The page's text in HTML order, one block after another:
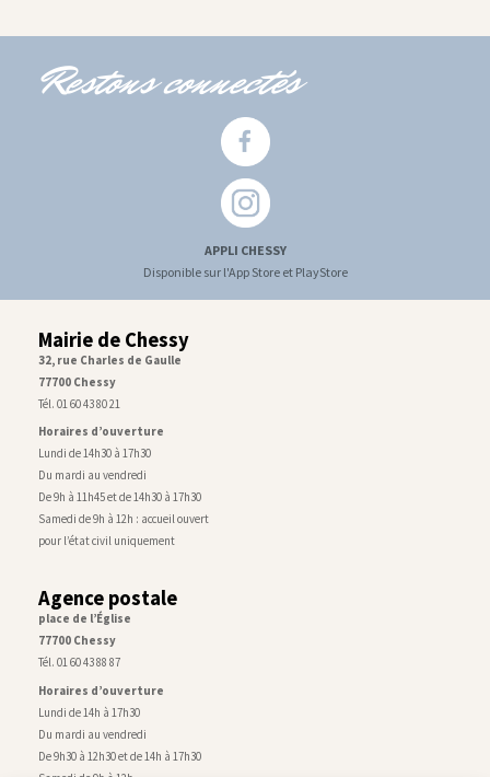
Restons connectés
APPLI CHESSY
Disponible sur l'App Store et PlayStore
Mairie de Chessy
32, rue Charles de Gaulle
77700 Chessy
Tél. 01 60 43 80 21
Horaires d’ouverture
Lundi de 14h30 à 17h30
Du mardi au vendredi
De 9h à 11h45 et de 14h30 à 17h30
Samedi de 9h à 12h : accueil ouvert
pour l’état civil uniquement
Agence postale
place de l’Église
77700 Chessy
Tél. 01 60 43 88 87
Horaires d’ouverture
Lundi de 14h à 17h30
Du mardi au vendredi
De 9h30 à 12h30 et de 14h à 17h30